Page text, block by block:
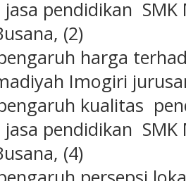
pendidikan
(2)
harga
Imogiri
kualitas
pendidikan
(4)